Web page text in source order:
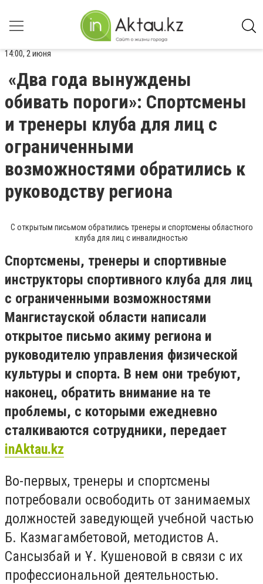
14:00, 2 июня
«Два года вынуждены
обивать пороги»: Спортсмены
и тренеры клуба для лиц с
ограниченными
возможностями обратились к
руководству региона
С открытым письмом обратились тренеры и спортсмены областного
клуба для лиц с инвалидностью
Спортсмены, тренеры и спортивные
инструкторы спортивного клуба для лиц
с ограниченными возможностями
Мангистауской области написали
открытое письмо акиму региона и
руководителю управления физической
культуры и спорта. В нем они требуют,
наконец, обратить внимание на те
проблемы, с которыми ежедневно
сталкиваются сотрудники, передает
inAktau.kz
Во-первых, тренеры и спортсмены
потребовали освободить от занимаемых
должностей заведующей учебной частью
Б. Казмагамбетовой, методистов А.
Сансызбай и Ұ. Кушеновой в связи с их
профессиональной деятельностью.